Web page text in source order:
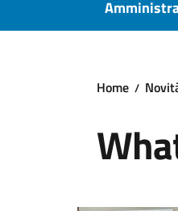
Home